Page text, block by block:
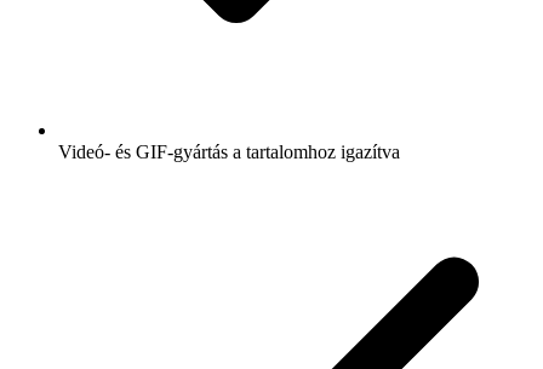
Videó- és GIF-gyártás a tartalomhoz igazítva